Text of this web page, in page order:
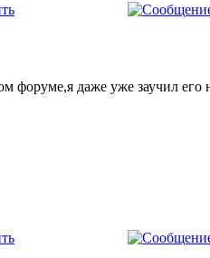
форуме,я даже уже заучил его